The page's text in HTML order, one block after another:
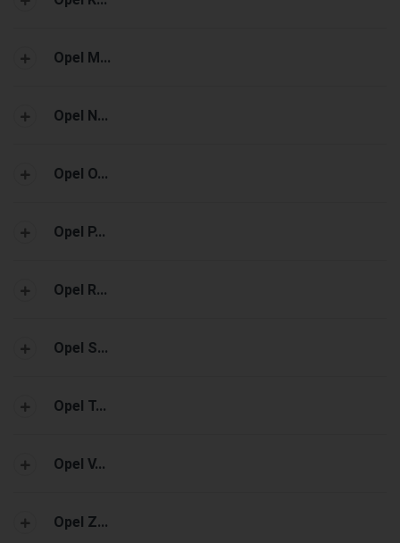
Opel M...
Opel N...
Opel O...
Opel P...
Opel R...
Opel S...
Opel T...
Opel V...
Opel Z...